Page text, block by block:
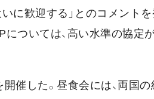
に歓迎する」とのコメントを
ついては、高い水準の協定
催した。昼食会には、両国